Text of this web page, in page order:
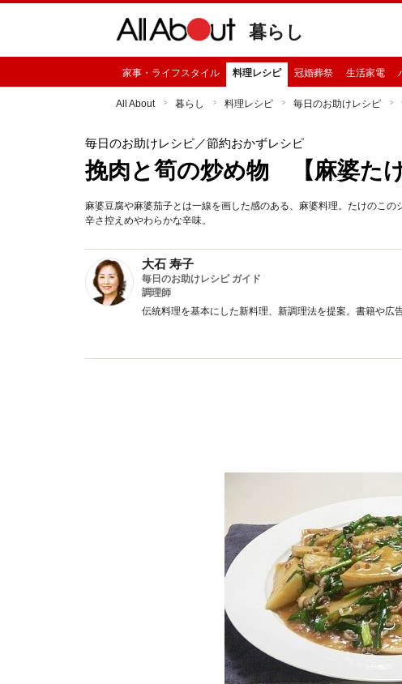
暮らし
家事・ライフスタイル 料理レシピ 冠婚葬祭 生活家電
All About 暮らし 料理レシピ 毎日のお助けレシピ
毎日のお助けレシピ／節約おかずレシピ
挽肉と筍の炒め物 【麻婆たけ
麻婆豆腐や麻婆茄子とは一線を画した感のある、麻婆料理。たけのこ
辛さ控えめやわらかな辛味。
大石 寿子
毎日のお助けレシピ ガイド
調理師
伝統料理を基本にした新料理、新調理法を提案。書籍や広